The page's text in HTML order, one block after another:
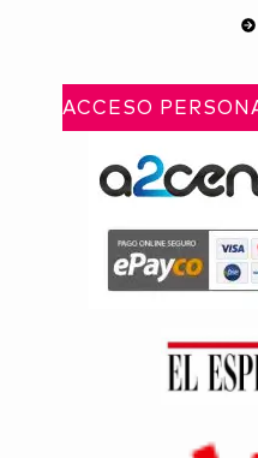
ACCESO